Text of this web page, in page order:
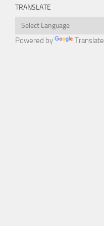
TRANSLATE
Powered by Translate